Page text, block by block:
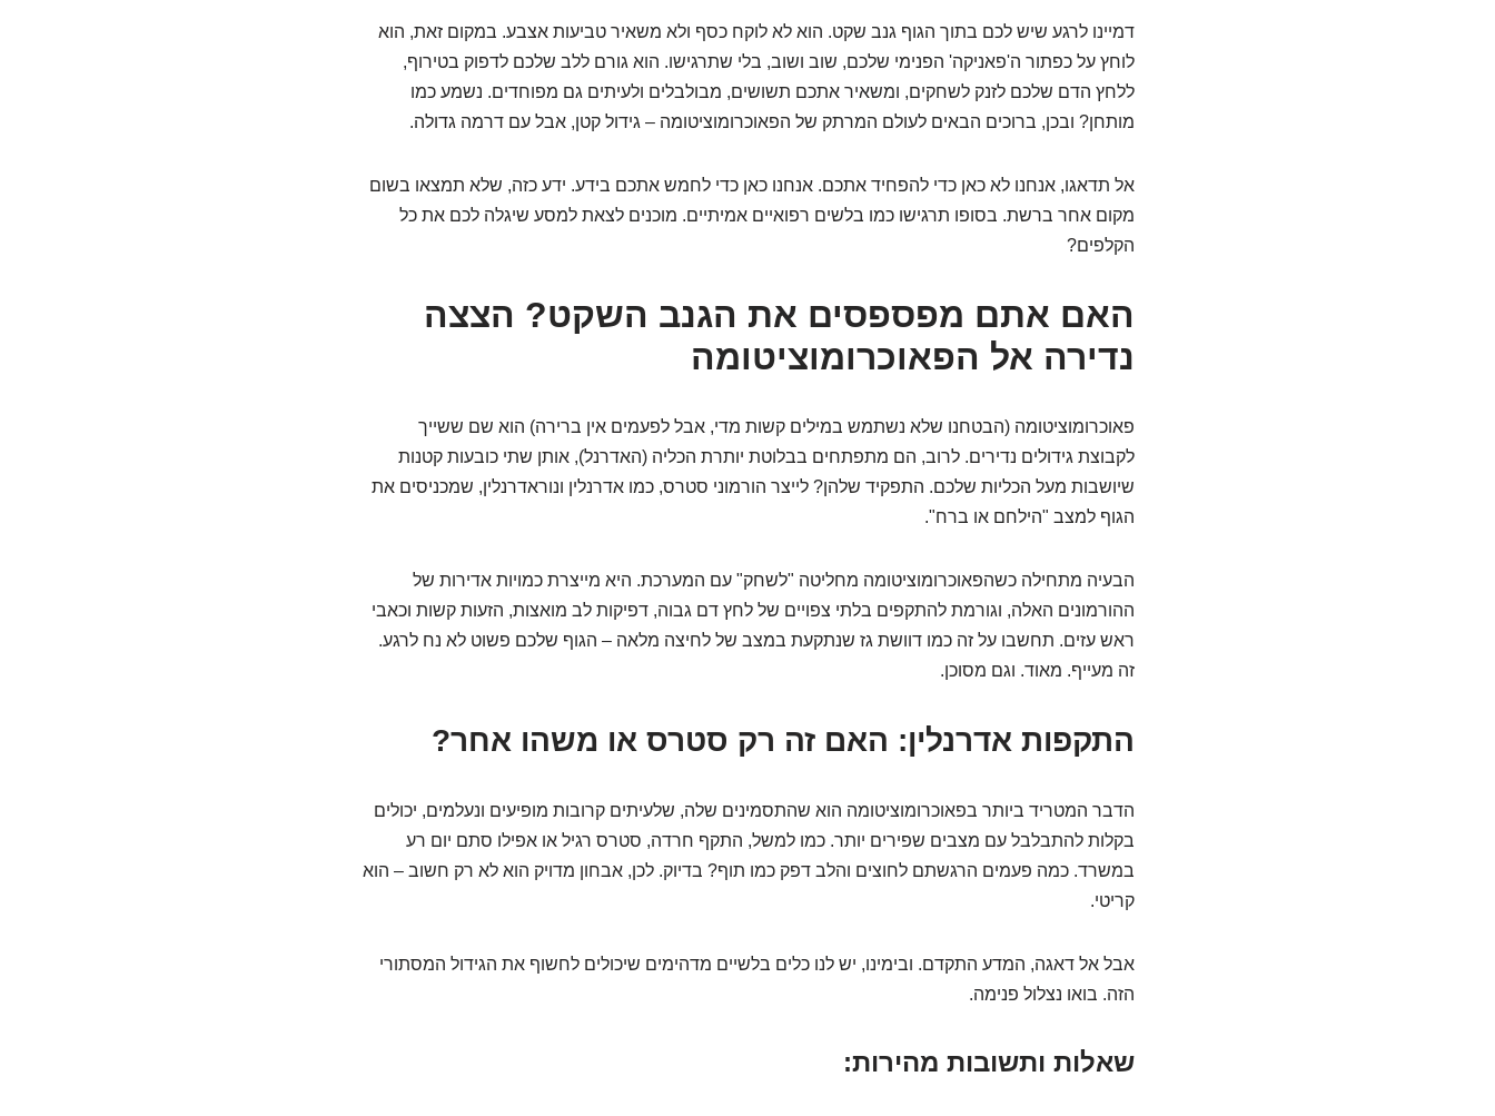
דמיינו לרגע שיש לכם בתוך הגוף גנב שקט. הוא לא לוקח כסף ולא משאיר טביעות אצבע. במקום זאת, הוא
לוחץ על כפתור ה'פאניקה' הפנימי שלכם, שוב ושוב, בלי שתרגישו. הוא גורם ללב שלכם לדפוק בטירוף,
ללחץ הדם שלכם לזנק לשחקים, ומשאיר אתכם תשושים, מבולבלים ולעיתים גם מפוחדים. נשמע כמו
מותחן? ובכן, ברוכים הבאים לעולם המרתק של הפאוכרומוציטומה – גידול קטן, אבל עם דרמה גדולה.
אל תדאגו, אנחנו לא כאן כדי להפחיד אתכם. אנחנו כאן כדי לחמש אתכם בידע. ידע כזה, שלא תמצאו בשום
מקום אחר ברשת. בסופו תרגישו כמו בלשים רפואיים אמיתיים. מוכנים לצאת למסע שיגלה לכם את כל
הקלפים?
האם אתם מפספסים את הגנב השקט? הצצה
נדירה אל הפאוכרומוציטומה
פאוכרומוציטומה (הבטחנו שלא נשתמש במילים קשות מדי, אבל לפעמים אין ברירה) הוא שם ששייך
לקבוצת גידולים נדירים. לרוב, הם מתפתחים בבלוטת יותרת הכליה (האדרנל), אותן שתי כובעות קטנות
שיושבות מעל הכליות שלכם. התפקיד שלהן? לייצר הורמוני סטרס, כמו אדרנלין ונוראדרנלין, שמכניסים את
הגוף למצב "הילחם או ברח".
הבעיה מתחילה כשהפאוכרומוציטומה מחליטה "לשחק" עם המערכת. היא מייצרת כמויות אדירות של
ההורמונים האלה, וגורמת להתקפים בלתי צפויים של לחץ דם גבוה, דפיקות לב מואצות, הזעות קשות וכאבי
ראש עזים. תחשבו על זה כמו דוושת גז שנתקעת במצב של לחיצה מלאה – הגוף שלכם פשוט לא נח לרגע.
זה מעייף. מאוד. וגם מסוכן.
התקפות אדרנלין: האם זה רק סטרס או משהו אחר?
הדבר המטריד ביותר בפאוכרומוציטומה הוא שהתסמינים שלה, שלעיתים קרובות מופיעים ונעלמים, יכולים
בקלות להתבלבל עם מצבים שפירים יותר. כמו למשל, התקף חרדה, סטרס רגיל או אפילו סתם יום רע
במשרד. כמה פעמים הרגשתם לחוצים והלב דפק כמו תוף? בדיוק. לכן, אבחון מדויק הוא לא רק חשוב – הוא
קריטי.
אבל אל דאגה, המדע התקדם. ובימינו, יש לנו כלים בלשיים מדהימים שיכולים לחשוף את הגידול המסתורי
הזה. בואו נצלול פנימה.
שאלות ותשובות מהירות: